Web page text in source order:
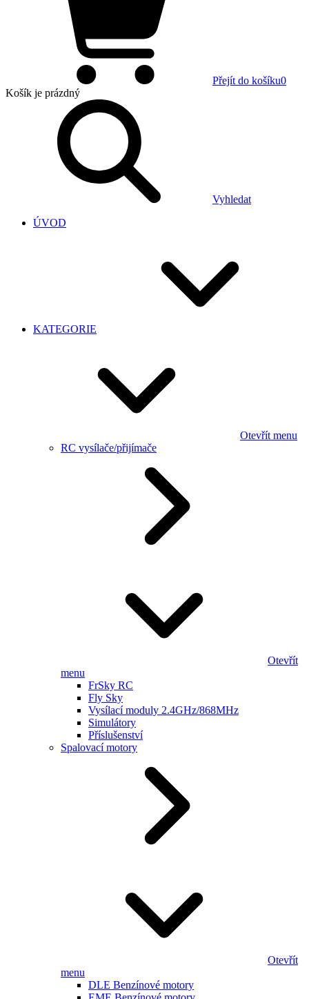
Přejít do košíku0
Košík je prázdný
Vyhledat
ÚVOD
KATEGORIE
Otevřít menu
RC vysílače/přijímače
Otevřít
menu
FrSky RC
Fly Sky
Vysílací moduly 2.4GHz/868MHz
Simulátory
Příslušenství
Spalovací motory
Otevřít
menu
DLE Benzínové motory